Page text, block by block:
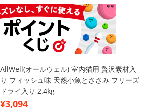
AllWell(オールウェル) 室内猫用 贅沢素材入
り フィッシュ味 天然小魚とささみ フリーズ
ドライ入り 2.4kg
¥3,094